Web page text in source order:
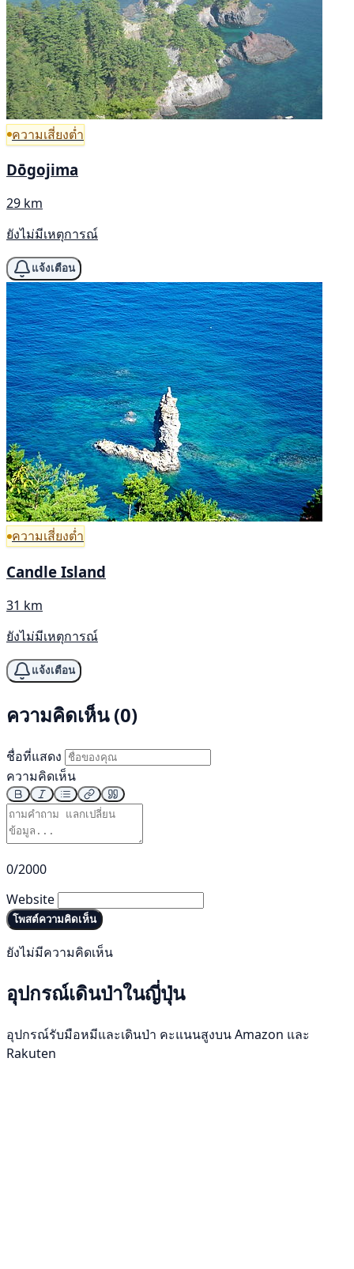
ความเสี่ยงต่ำ
Dōgojima
29 km
ยังไม่มีเหตุการณ์
แจ้งเตือน
ความเสี่ยงต่ำ
Candle Island
31 km
ยังไม่มีเหตุการณ์
แจ้งเตือน
ความคิดเห็น (0)
ชื่อที่แสดง
ความคิดเห็น
0/2000
Website
โพสต์ความคิดเห็น
ยังไม่มีความคิดเห็น
อุปกรณ์เดินป่าในญี่ปุ่น
อุปกรณ์รับมือหมีและเดินป่า คะแนนสูงบน Amazon และ
Rakuten